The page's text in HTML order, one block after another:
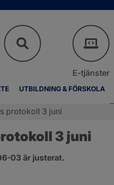
UTBILDNING & FÖRSKOLA
E-tjänster
protokoll 3 juni
3 juni
03 är justerat.
i nytt fönster.